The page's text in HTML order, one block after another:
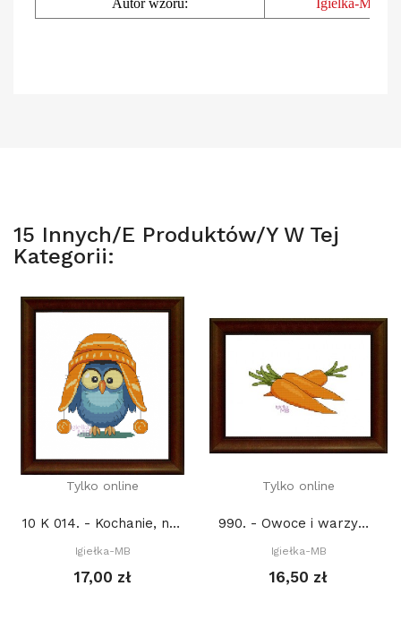
Autor wzoru:
Igielka-MB
15 Innych/e Produktów/y W Tej
Kategorii:
Tylko online
10 K 014. - Kochanie, na zewnątrz jest zimno (PDF)
Igiełka-MB
17,00 zł
Tylko online
990. - Owoce i warzywa. Marchewki (PDF)
Igiełka-MB
16,50 zł